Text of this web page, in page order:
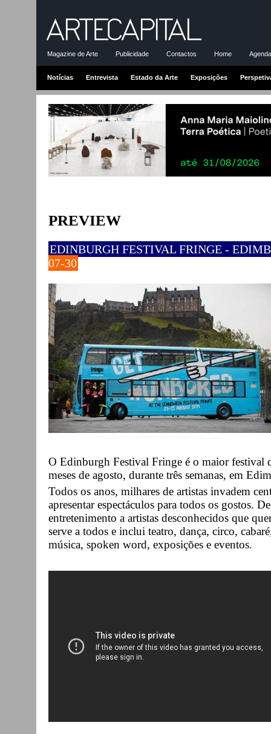
Magazine de Arte Publicidade Contactos Home
Notícias Entrevista Estado da Arte Exposições
PREVIEW
EDINBURGH FESTIVAL FRINGE -
07-30
O Edinburgh Festival Fringe é o maior festival
meses de agosto, durante três semanas, em
Todos os anos, milhares de artistas invadem
apresentar espectáculos para todos os gostos.
entretenimento a artistas desconhecidos que
serve a todos e inclui teatro, dança, circo,
música, spoken word, exposições e eventos.